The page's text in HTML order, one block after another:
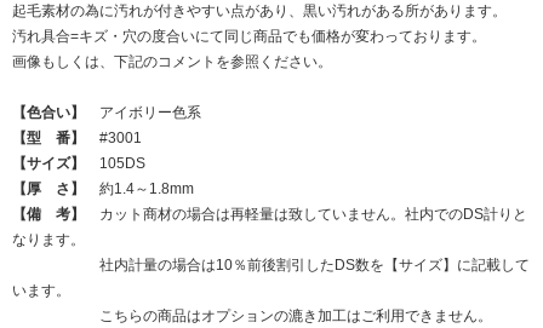
起毛素材の為に汚れが付きやすい点があり、黒い汚れがある所があります。
汚れ具合=キズ・穴の度合いにて同じ商品でも価格が変わっております。
画像もしくは、下記のコメントを参照ください。
【色合い】
アイボリー色系
【型 番】
#3001
【サイズ】
105DS
【厚 さ】
約1.4～1.8mm
【備 考】
カット商材の場合は再軽量は致していません。社内でのDS計りと
なります。
社内計量の場合は10％前後割引したDS数を【サイズ】に記載して
います。
こちらの商品はオプションの漉き加工はご利用できません。